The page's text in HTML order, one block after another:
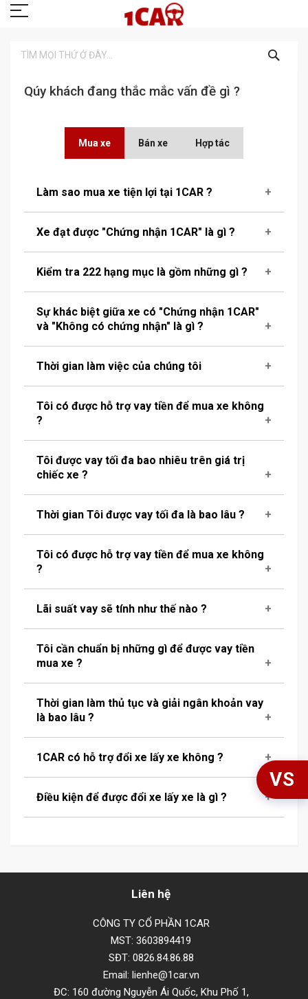
KIẾM
Qúy khách đang thắc mắc vấn đề gì ?
Mua xe Bán xe Hợp tác
Làm sao mua xe tiện lợi tại 1CAR ?
Xe đạt được "Chứng nhận 1CAR" là gì ?
Kiểm tra 222 hạng mục là gồm những gì ?
Sự khác biệt giữa xe có "Chứng nhận 1CAR"
và "Không có chứng nhận" là gì ?
Thời gian làm việc của chúng tôi
Tôi có được hỗ trợ vay tiền để mua xe không
?
Tôi được vay tối đa bao nhiêu trên giá trị
chiếc xe ?
Thời gian Tôi được vay tối đa là bao lâu ?
Tôi có được hỗ trợ vay tiền để mua xe không
?
Lãi suất vay sẽ tính như thế nào ?
Tôi cần chuẩn bị những gì để được vay tiền
mua xe ?
Thời gian làm thủ tục và giải ngân khoản vay
là bao lâu ?
1CAR có hỗ trợ đổi xe lấy xe không ?
Điều kiện để được đổi xe lấy xe là gì ?
Liên hệ
CÔNG TY CỔ PHẦN 1CAR
MST: 3603894419
SĐT: 0826.84.86.88
Email: lienhe@1car.vn
ĐC: 160 đường Nguyễn Ái Quốc, Khu Phố 1,
VS